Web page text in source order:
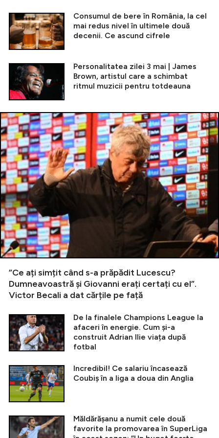
Consumul de bere în România, la cel
mai redus nivel în ultimele două
decenii. Ce ascund cifrele
Personalitatea zilei 3 mai | James
Brown, artistul care a schimbat
ritmul muzicii pentru totdeauna
”Ce ați simțit când s-a prăpădit Lucescu?
Dumneavoastră și Giovanni erați certați cu el”.
Victor Becali a dat cărțile pe față
De la finalele Champions League la
afaceri în energie. Cum și-a
construit Adrian Ilie viața după
fotbal
Incredibil! Ce salariu încasează
Coubiș în a liga a doua din Anglia
Măldărășanu a numit cele două
favorite la promovarea în SuperLiga